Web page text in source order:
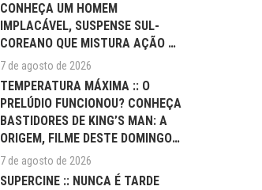
CONHEÇA UM HOMEM
IMPLACÁVEL, SUSPENSE SUL-
COREANO QUE MISTURA AÇÃO E
DRAMA FAMILIAR
7 de agosto de 2026
TEMPERATURA MÁXIMA :: O
PRELÚDIO FUNCIONOU? CONHEÇA
BASTIDORES DE KING’S MAN: A
ORIGEM, FILME DESTE DOMINGO
(09/08)
7 de agosto de 2026
SUPERCINE :: NUNCA É TARDE